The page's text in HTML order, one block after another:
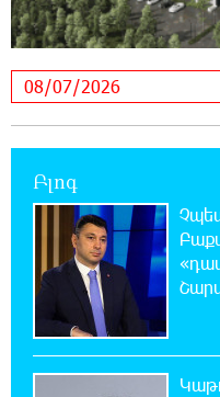
21:10:46 6-08-
Օգոստոսի
20:42:28 6-08-
Կաթողիկոսին
20:26:38 6-08-
Բլոգ